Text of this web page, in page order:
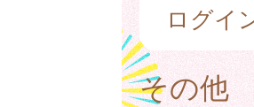
ログイ
その他